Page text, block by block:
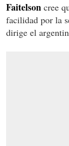
Faitelson cree
facilidad por la
dirige el